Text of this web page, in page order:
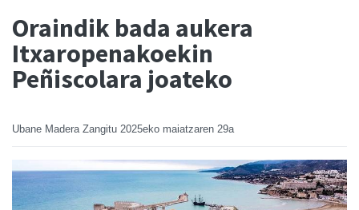
Oraindik bada aukera
Itxaropenakoekin
Peñiscolara joateko
Ubane Madera Zangitu 2025eko maiatzaren 29a